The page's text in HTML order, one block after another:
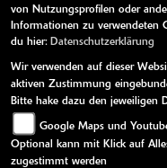
von Nutzungsprofilen oder
Informationen zu verwendeten
du hier: Datenschutzerklärung
Wir verwenden auf dieser
aktiven Zustimmung
Bitte hake dazu den jeweiligen
Google Maps und
Optional kann mit Klick auf
zugestimmt werden